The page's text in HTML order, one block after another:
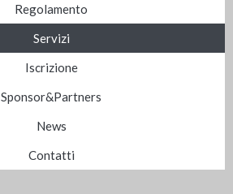
Regolamento
Servizi
Iscrizione
Sponsor&Partners
News
Contatti